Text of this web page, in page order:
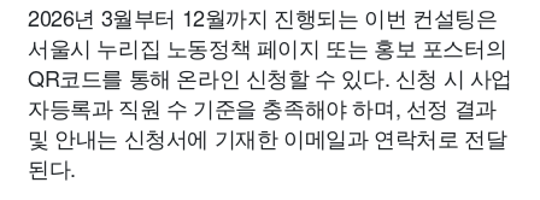
2026년 3월부터 12월까지 진행되는 이번 컨설팅은
서울시 누리집 노동정책 페이지 또는 홍보 포스터의
QR코드를 통해 온라인 신청할 수 있다. 신청 시 사업
자등록과 직원 수 기준을 충족해야 하며, 선정 결과
및 안내는 신청서에 기재한 이메일과 연락처로 전달
된다.